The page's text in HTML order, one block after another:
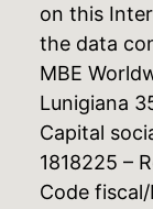
on this
the data
MBE
Lunigiana
Capital
1818225 –
Code